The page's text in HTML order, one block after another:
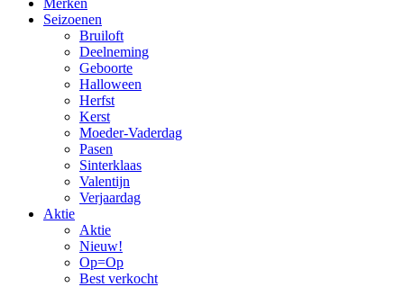
Merken
Seizoenen
Bruiloft
Deelneming
Geboorte
Halloween
Herfst
Kerst
Moeder-Vaderdag
Pasen
Sinterklaas
Valentijn
Verjaardag
Aktie
Aktie
Nieuw!
Op=Op
Best verkocht